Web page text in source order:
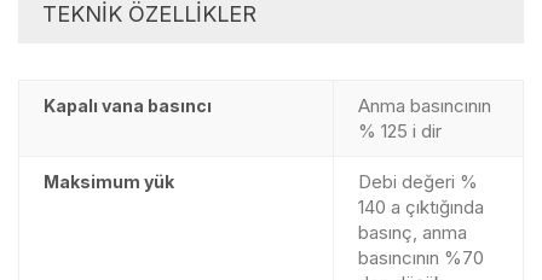
TEKNİK ÖZELLİKLER
Kapalı vana basıncı
Anma basıncının
% 125 i dir
Maksimum yük
Debi değeri %
140 a çıktığında
basınç, anma
basıncının %70